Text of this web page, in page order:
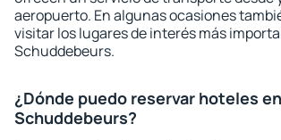
aeropuerto. En algunas ocasiones
visitar los lugares de interés más
Schuddebeurs.
¿Dónde puedo reservar hoteles en
Schuddebeurs?